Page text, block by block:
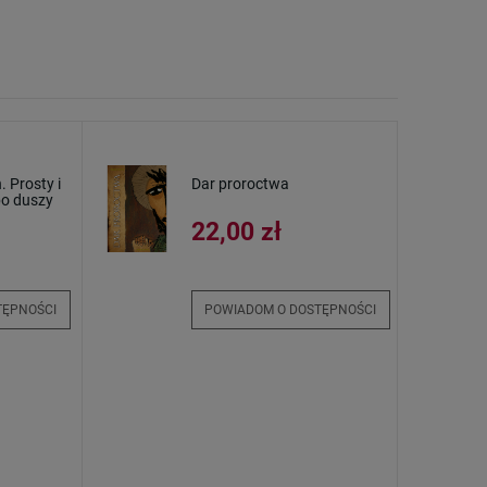
DO KOSZYKA
Prosty i
duszy
Dar proroctwa
22,00 zł
POWIADOM O DOSTĘPNOŚCI